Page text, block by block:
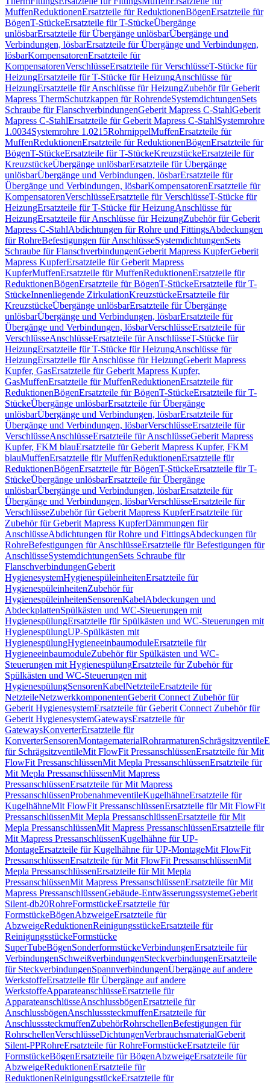
MuffenReduktionenErsatzteile für ReduktionenBögenErsatzteile für
BögenT-StückeErsatzteile für T-StückeÜbergänge
unlösbarErsatzteile für Übergänge unlösbarÜbergänge und
Verbindungen, lösbarErsatzteile für Übergänge und Verbindungen,
lösbarKompensatorenErsatzteile für
KompensatorenVerschlüsseErsatzteile für VerschlüsseT-Stücke für
HeizungErsatzteile für T-Stücke für HeizungAnschlüsse für
HeizungErsatzteile für Anschlüsse für HeizungZubehör für Geberit
Mapress ThermSchutzkappen für RohrendeSystemdichtungenSets
Schraube für FlanschverbindungenGeberit Mapress C-StahlGeberit
Mapress C-StahlErsatzteile für Geberit Mapress C-StahlSystemrohre
1.0034Systemrohre 1.0215RohrnippelMuffenErsatzteile für
MuffenReduktionenErsatzteile für ReduktionenBögenErsatzteile für
BögenT-StückeErsatzteile für T-StückeKreuzstückeErsatzteile für
KreuzstückeÜbergänge unlösbarErsatzteile für Übergänge
unlösbarÜbergänge und Verbindungen, lösbarErsatzteile für
Übergänge und Verbindungen, lösbarKompensatorenErsatzteile für
KompensatorenVerschlüsseErsatzteile für VerschlüsseT-Stücke für
HeizungErsatzteile für T-Stücke für HeizungAnschlüsse für
HeizungErsatzteile für Anschlüsse für HeizungZubehör für Geberit
Mapress C-StahlAbdichtungen für Rohre und FittingsAbdeckungen
für RohreBefestigungen für AnschlüsseSystemdichtungenSets
Schraube für FlanschverbindungenGeberit Mapress KupferGeberit
Mapress KupferErsatzteile für Geberit Mapress
KupferMuffenErsatzteile für MuffenReduktionenErsatzteile für
ReduktionenBögenErsatzteile für BögenT-StückeErsatzteile für T-
StückeInnenliegende ZirkulationKreuzstückeErsatzteile für
KreuzstückeÜbergänge unlösbarErsatzteile für Übergänge
unlösbarÜbergänge und Verbindungen, lösbarErsatzteile für
Übergänge und Verbindungen, lösbarVerschlüsseErsatzteile für
VerschlüsseAnschlüsseErsatzteile für AnschlüsseT-Stücke für
HeizungErsatzteile für T-Stücke für HeizungAnschlüsse für
HeizungErsatzteile für Anschlüsse für HeizungGeberit Mapress
Kupfer, GasErsatzteile für Geberit Mapress Kupfer,
GasMuffenErsatzteile für MuffenReduktionenErsatzteile für
ReduktionenBögenErsatzteile für BögenT-StückeErsatzteile für T-
StückeÜbergänge unlösbarErsatzteile für Übergänge
unlösbarÜbergänge und Verbindungen, lösbarErsatzteile für
Übergänge und Verbindungen, lösbarVerschlüsseErsatzteile für
VerschlüsseAnschlüsseErsatzteile für AnschlüsseGeberit Mapress
Kupfer, FKM blauErsatzteile für Geberit Mapress Kupfer, FKM
blauMuffenErsatzteile für MuffenReduktionenErsatzteile für
ReduktionenBögenErsatzteile für BögenT-StückeErsatzteile für T-
StückeÜbergänge unlösbarErsatzteile für Übergänge
unlösbarÜbergänge und Verbindungen, lösbarErsatzteile für
Übergänge und Verbindungen, lösbarVerschlüsseErsatzteile für
VerschlüsseZubehör für Geberit Mapress KupferErsatzteile für
Zubehör für Geberit Mapress KupferDämmungen für
AnschlüsseAbdichtungen für Rohre und FittingsAbdeckungen für
RohreBefestigungen für AnschlüsseErsatzteile für Befestigungen für
AnschlüsseSystemdichtungenSets Schraube für
FlanschverbindungenGeberit
HygienesystemHygienespüleinheitenErsatzteile für
HygienespüleinheitenZubehör für
HygienespüleinheitenSensorenKabelAbdeckungen und
AbdeckplattenSpülkästen und WC-Steuerungen mit
HygienespülungErsatzteile für Spülkästen und WC-Steuerungen mit
HygienespülungUP-Spülkästen mit
HygienespülungHygieneeinbaumoduleErsatzteile für
HygieneeinbaumoduleZubehör für Spülkästen und WC-
Steuerungen mit HygienespülungErsatzteile für Zubehör für
Spülkästen und WC-Steuerungen mit
HygienespülungSensorenKabelNetzteileErsatzteile für
NetzteileNetzwerkkomponentenGeberit Connect Zubehör für
Geberit HygienesystemErsatzteile für Geberit Connect Zubehör für
Geberit HygienesystemGatewaysErsatzteile für
GatewaysKonverterErsatzteile für
KonverterSensorenMontagematerialRohrarmaturenSchrägsitzventile
für SchrägsitzventileMit FlowFit PressanschlüssenErsatzteile für Mit
FlowFit PressanschlüssenMit Mepla PressanschlüssenErsatzteile für
Mit Mepla PressanschlüssenMit Mapress
PressanschlüssenErsatzteile für Mit Mapress
PressanschlüssenProbenahmeventileKugelhähneErsatzteile für
KugelhähneMit FlowFit PressanschlüssenErsatzteile für Mit FlowFit
PressanschlüssenMit Mepla PressanschlüssenErsatzteile für Mit
Mepla PressanschlüssenMit Mapress PressanschlüssenErsatzteile für
Mit Mapress PressanschlüssenKugelhähne für UP-
MontageErsatzteile für Kugelhähne für UP-MontageMit FlowFit
PressanschlüssenErsatzteile für Mit FlowFit PressanschlüssenMit
Mepla PressanschlüssenErsatzteile für Mit Mepla
PressanschlüssenMit Mapress PressanschlüssenErsatzteile für Mit
Mapress PressanschlüssenGebäude-EntwässerungssystemeGeberit
Silent-db20RohreFormstückeErsatzteile für
FormstückeBögenAbzweigeErsatzteile für
AbzweigeReduktionenReinigungsstückeErsatzteile für
ReinigungsstückeFormstücke
SuperTubeBögenSonderformstückeVerbindungenErsatzteile für
VerbindungenSchweißverbindungenSteckverbindungenErsatzteile
für SteckverbindungenSpannverbindungenÜbergänge auf andere
WerkstoffeErsatzteile für Übergänge auf andere
WerkstoffeApparateanschlüsseErsatzteile für
ApparateanschlüsseAnschlussbögenErsatzteile für
AnschlussbögenAnschlusssteckmuffenErsatzteile für
AnschlusssteckmuffenZubehörRohrschellenBefestigungen für
RohrschellenVerschlüsseDichtungenVerbrauchsmaterialGeberit
Silent-PPRohreErsatzteile für RohreFormstückeErsatzteile für
FormstückeBögenErsatzteile für BögenAbzweigeErsatzteile für
AbzweigeReduktionenErsatzteile für
ReduktionenReinigungsstückeErsatzteile für